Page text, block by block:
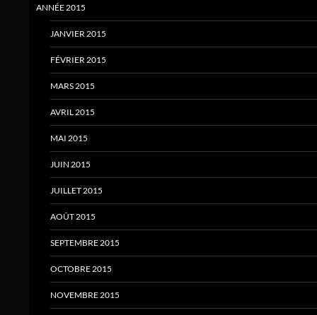
ANNÉE 2015
JANVIER 2015
FÉVRIER 2015
MARS 2015
AVRIL 2015
MAI 2015
JUIN 2015
JUILLET 2015
AOÛT 2015
SEPTEMBRE 2015
OCTOBRE 2015
NOVEMBRE 2015